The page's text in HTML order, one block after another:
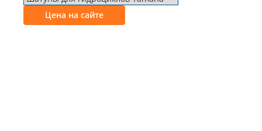
Цена на сайте